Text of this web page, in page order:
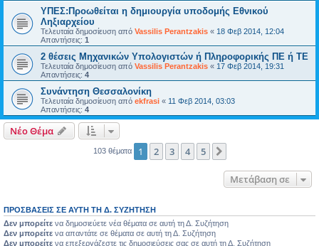
ΥΠΕΣ:Προωθείται η δημιουργία υποδομής Εθνικού
Ληξιαρχείου
Τελευταία δημοσίευση από Vassilis Perantzakis « 18 Φεβ 2014, 12:04
Απαντήσεις: 1
2 θέσεις Μηχανικών Υπολογιστών ή Πληροφορικής ΠΕ ή ΤΕ
Τελευταία δημοσίευση από Vassilis Perantzakis « 17 Φεβ 2014, 19:31
Απαντήσεις: 4
Συνάντηση Θεσσαλονίκη
Τελευταία δημοσίευση από ekfrasi « 11 Φεβ 2014, 03:03
Απαντήσεις: 4
Νέο Θέμα
103 θέματα 1 2 3 4 5
Μετάβαση σε
ΠΡΟΣΒΆΣΕΙΣ ΣΕ ΑΥΤΉ ΤΗ Δ. ΣΥΖΉΤΗΣΗ
Δεν μπορείτε να δημοσιεύετε νέα θέματα σε αυτή τη Δ. Συζήτηση
Δεν μπορείτε να απαντάτε σε θέματα σε αυτή τη Δ. Συζήτηση
Δεν μπορείτε να επεξεργάζεστε τις δημοσιεύσεις σας σε αυτή τη Δ. Συζήτηση